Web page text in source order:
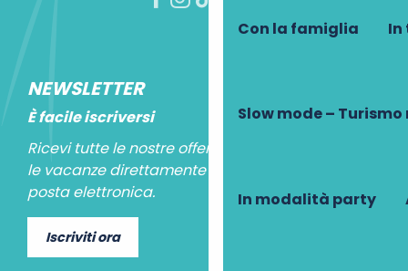
Con la famiglia In
Slow mode –
In modalità party
NEWSLETTER
È facile iscriversi
Ricevi tutte le nostre offerte speciali e le idee per
le vacanze direttamente nella tua casella di
posta elettronica.
Iscriviti ora